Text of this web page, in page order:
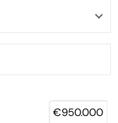
€950.000